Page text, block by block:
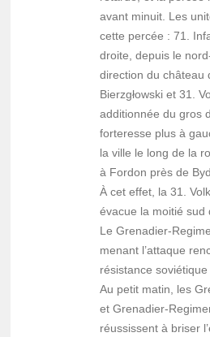
avant minuit. Les
cette percée : 71.
droite, depuis le
direction du château
Bierzgłowski et 31.
additionnée du gros
forteresse plus à
la ville le long de la
à Fordon près de
À cet effet, la 31.
évacue la moitié sud
Le Grenadier-
menant l’attaque
résistance soviétique
Au petit matin, les
et Grenadier-
réussissent à briser